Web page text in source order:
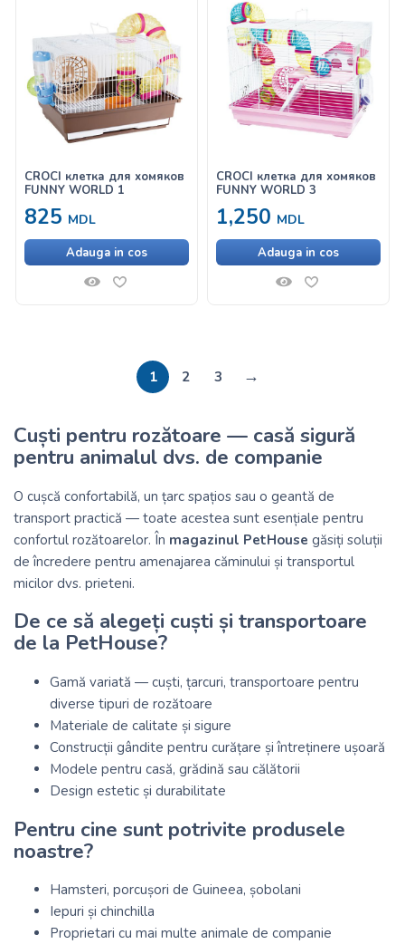
CROCI клетка для хомяков
FUNNY WORLD 1
825 MDL
Adauga in cos
CROCI клетка для хомяков
FUNNY WORLD 3
1,250 MDL
Adauga in cos
1 2 3 →
Cuști pentru rozătoare — casă sigură
pentru animalul dvs. de companie
O cușcă confortabilă, un țarc spațios sau o geantă de
transport practică — toate acestea sunt esențiale pentru
confortul rozătoarelor. În magazinul PetHouse găsiți soluții
de încredere pentru amenajarea căminului și transportul
micilor dvs. prieteni.
De ce să alegeți cuști și transportoare
de la PetHouse?
Gamă variată — cuști, țarcuri, transportoare pentru
diverse tipuri de rozătoare
Materiale de calitate și sigure
Construcții gândite pentru curățare și întreținere ușoară
Modele pentru casă, grădină sau călătorii
Design estetic și durabilitate
Pentru cine sunt potrivite produsele
noastre?
Hamsteri, porcușori de Guineea, șobolani
Iepuri și chinchilla
Proprietari cu mai multe animale de companie